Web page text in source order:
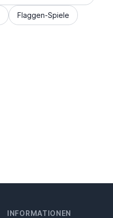
Flaggen-Spiele
INFORMATIONEN